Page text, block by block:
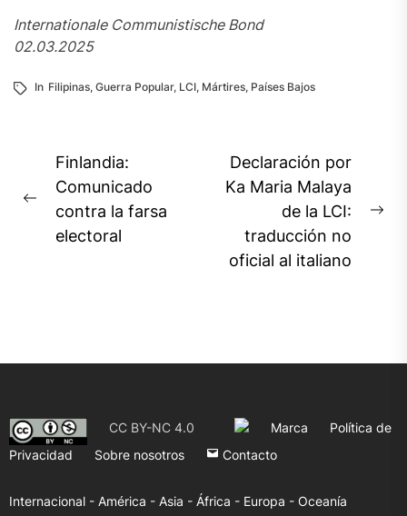
Internationale Communistische Bond
02.03.2025
In Filipinas, Guerra Popular, LCI, Mártires, Países Bajos
Navegación
de
entradas
Previous
post:
Finlandia:
Comunicado
contra la farsa
electoral
Declaración por
Ka Maria Malaya
de la LCI:
traducción no
oficial al italiano
CC BY-NC 4.0 Marca
Política de
Privacidad
Sobre nosotros Contacto
Internacional - América - Asia - África - Europa - Oceanía